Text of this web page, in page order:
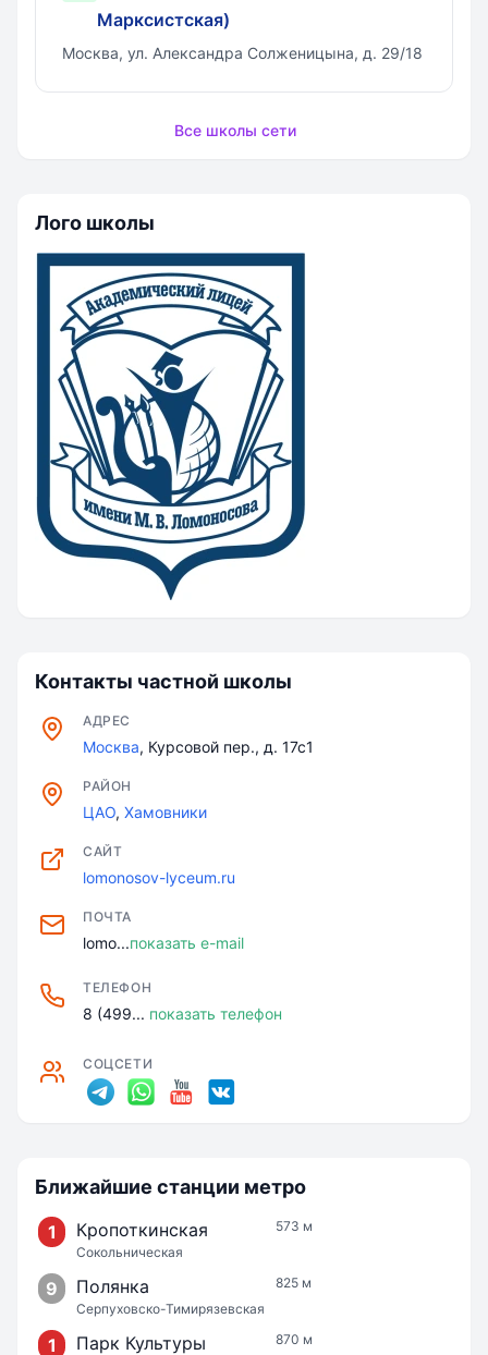
Марксистская)
Москва, ул. Александра Солженицына, д. 29/18
Все школы сети
Лого школы
Контакты частной школы
АДРЕС
Москва, Курсовой пер., д. 17с1
РАЙОН
ЦАО, Хамовники
САЙТ
lomonosov-lyceum.ru
ПОЧТА
lomo...показать e-mail
ТЕЛЕФОН
8 (499... показать телефон
СОЦСЕТИ
Ближайшие станции метро
1 Кропоткинская
Сокольническая
573 м
9 Полянка
Серпуховско-Тимирязевская
825 м
1 Парк Культуры 870 м